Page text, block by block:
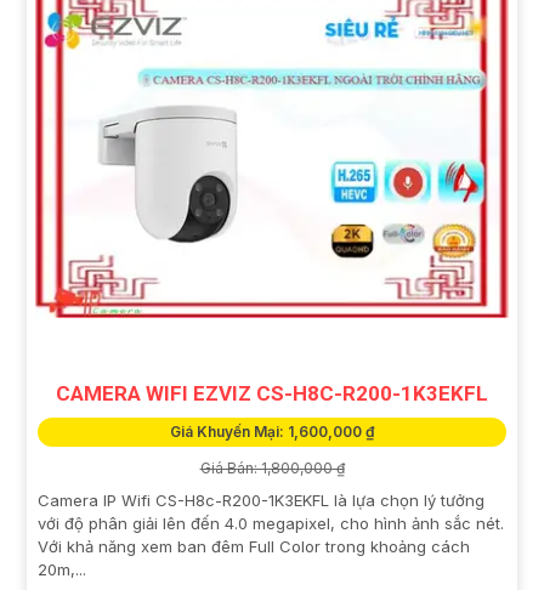
CAMERA WIFI EZVIZ CS-H8C-R200-1K3EKFL
Giá Khuyến Mại: 1,600,000 ₫
Giá Bán: 1,800,000 ₫
Camera IP Wifi CS-H8c-R200-1K3EKFL là lựa chọn lý tưởng
với độ phân giải lên đến 4.0 megapixel, cho hình ảnh sắc nét.
Với khả năng xem ban đêm Full Color trong khoảng cách
20m,...